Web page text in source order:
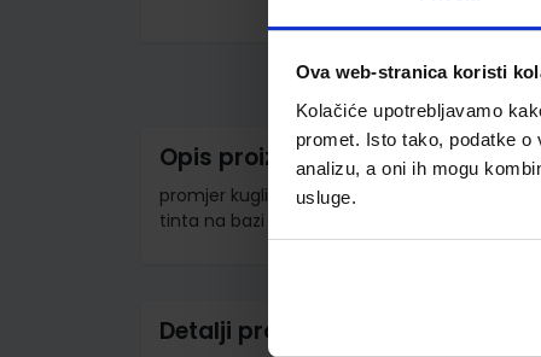
Ova web-stranica koristi
Kolačiće upotrebljavamo
promet. Isto tako, podatke
analizu, a oni ih mogu
usluge.
gallery
Opis proizvoda
promjer kuglice: 0,7 mm; širina ispisa: 0,39
tinta na bazi gela;boja ispisa narančasta
Detalji proizvoda